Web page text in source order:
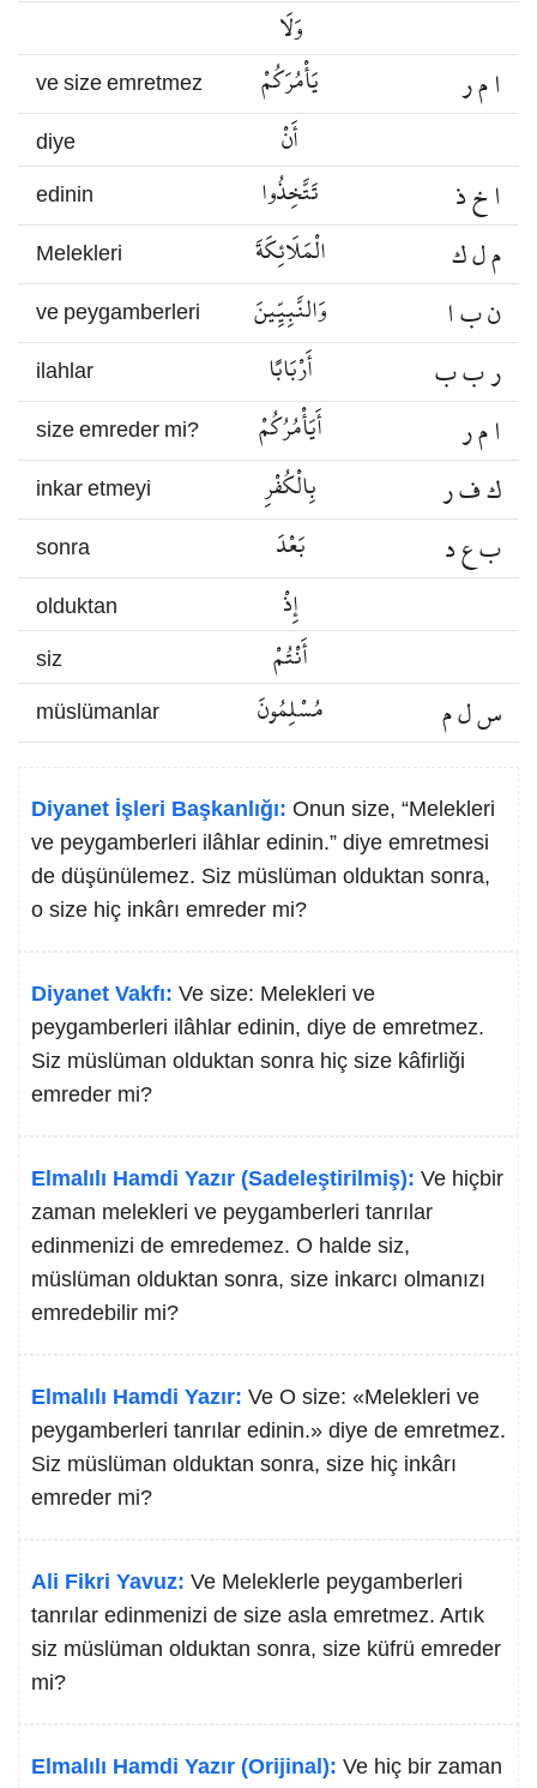
وَلَا
ve size emretmez يَأْمُرَكُمْ ا م ر
diye أَنْ
edinin تَتَّخِذُوا ا خ ذ
Melekleri الْمَلَائِكَةَ م ل ك
ve peygamberleri وَالنَّبِيِّينَ ن ب ا
ilahlar أَرْبَابًا ر ب ب
size emreder mi? أَيَأْمُرُكُمْ ا م ر
inkar etmeyi بِالْكُفْرِ ك ف ر
sonra بَعْدَ ب ع د
olduktan إِذْ
siz أَنْتُمْ
müslümanlar مُسْلِمُونَ س ل م
Diyanet İşleri Başkanlığı: Onun size, “Melekleri
ve peygamberleri ilâhlar edinin.” diye emretmesi
de düşünülemez. Siz müslüman olduktan sonra,
o size hiç inkârı emreder mi?
Diyanet Vakfı: Ve size: Melekleri ve
peygamberleri ilâhlar edinin, diye de emretmez.
Siz müslüman olduktan sonra hiç size kâfirliği
emreder mi?
Elmalılı Hamdi Yazır (Sadeleştirilmiş): Ve hiçbir
zaman melekleri ve peygamberleri tanrılar
edinmenizi de emredemez. O halde siz,
müslüman olduktan sonra, size inkarcı olmanızı
emredebilir mi?
Elmalılı Hamdi Yazır: Ve O size: «Melekleri ve
peygamberleri tanrılar edinin.» diye de emretmez.
Siz müslüman olduktan sonra, size hiç inkârı
emreder mi?
Ali Fikri Yavuz: Ve Meleklerle peygamberleri
tanrılar edinmenizi de size asla emretmez. Artık
siz müslüman olduktan sonra, size küfrü emreder
mi?
Elmalılı Hamdi Yazır (Orijinal): Ve hiç bir zaman